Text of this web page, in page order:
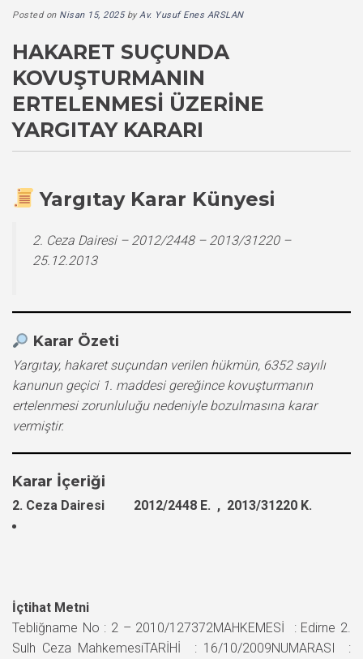
Posted on Nisan 15, 2025byAv. Yusuf Enes ARSLAN
HAKARET SUÇUNDA
KOVUŞTURMANIN
ERTELENMESI ÜZERINE
YARGITAY KARARI
Yargıtay Karar Künyesi
2. Ceza Dairesi – 2012/2448 – 2013/31220 –
25.12.2013
Karar Özeti
Yargıtay, hakaret suçundan verilen hükmün, 6352 sayılı
kanunun geçici 1. maddesi gereğince kovuşturmanın
ertelenmesi zorunluluğu nedeniyle bozulmasına karar
vermiştir.
Karar İçeriği
2. Ceza Dairesi 2012/2448 E. , 2013/31220 K.
İçtihat Metni
Tebliğname No : 2 – 2010/127372MAHKEMESİ : Edirne 2.
Sulh Ceza MahkemesiTARİHİ : 16/10/2009NUMARASI :